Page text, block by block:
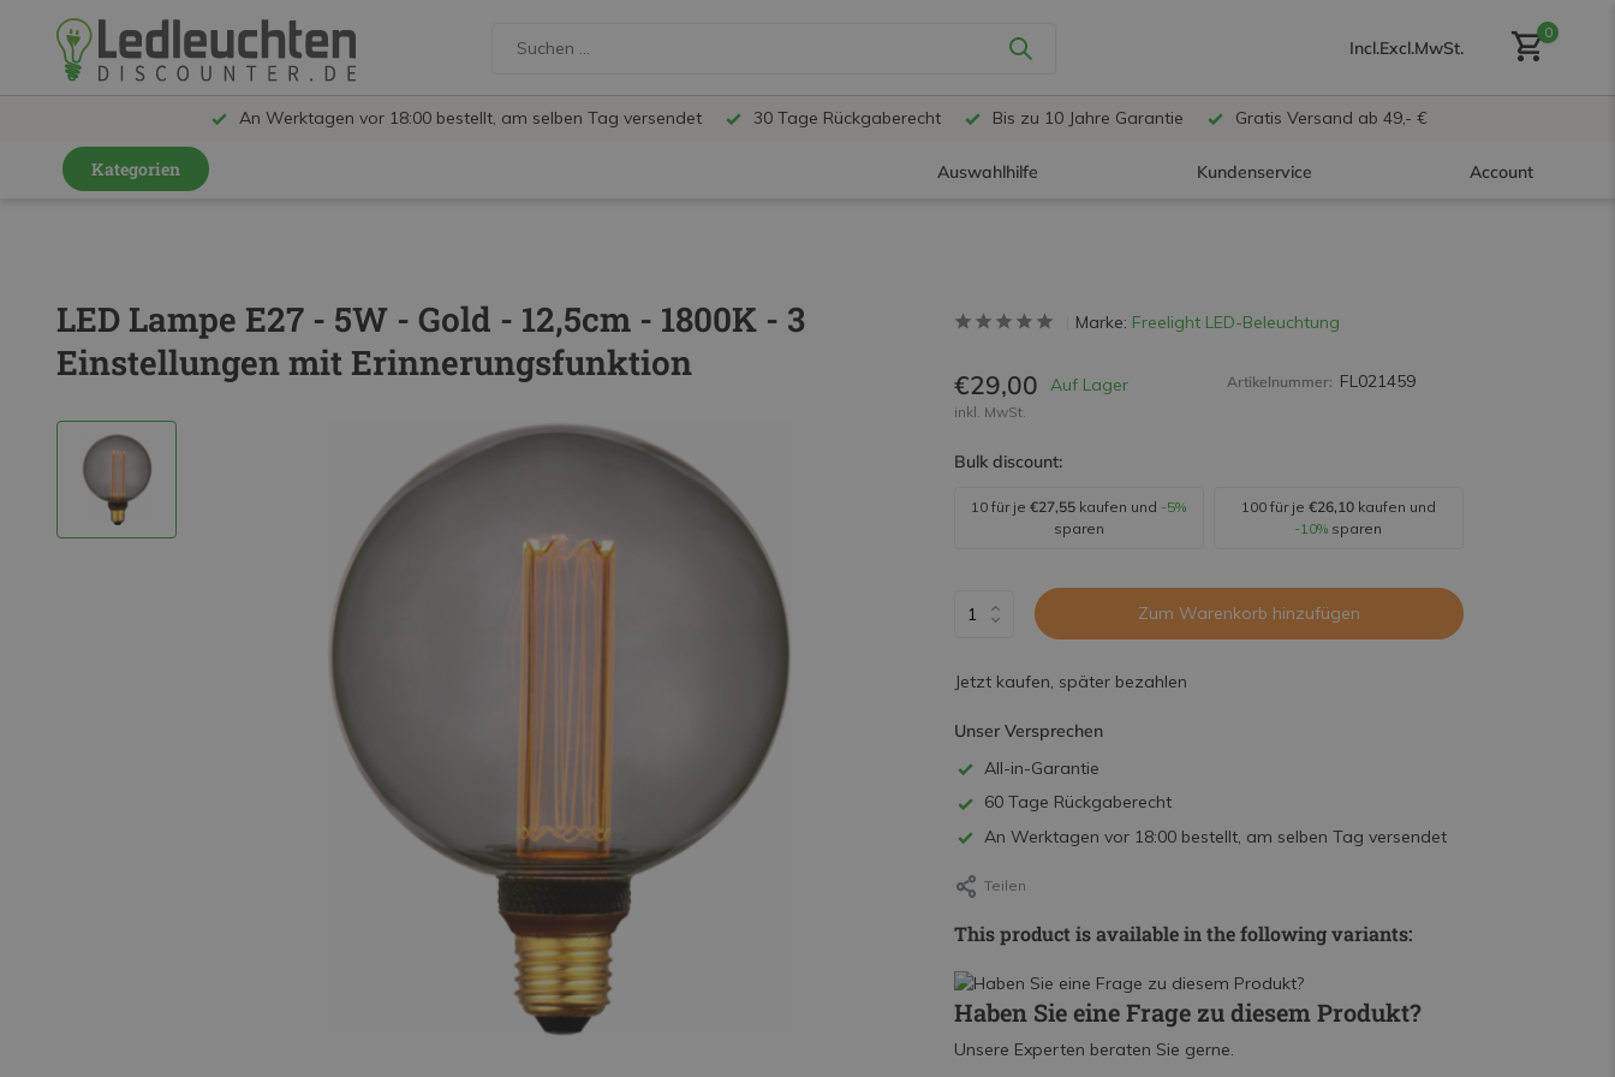
Incl.Excl.MwSt.
0
An Werktagen vor 18:00 bestellt, am selben Tag versendet 30 Tage Rückgaberecht Bis zu 10 Jahre Garantie Gratis Versand ab 49,- €
Kategorien Auswahlhilfe Kundenservice Account
Benutzerkonto
LED Schienensystem Lampen
Innenleuchten
Feuchtraumleuchten IP65
Außenleuchten
LED Panels
LED Lampe E27 - 5W - Gold - 12,5cm - 1800K - 3
Einstellungen mit Erinnerungsfunktion
Marke: Freelight LED-Beleuchtung
€29,00 Auf Lager
inkl. MwSt.
Artikelnummer: FL021459
Bulk discount:
10 für je€27,55 kaufen und -5%
sparen
100 für je €26,10kaufen und
-10% sparen
Zum Warenkorb hinzufügen
Jetzt kaufen, später bezahlen
Unser Versprechen
All-in-Garantie
60 Tage Rückgaberecht
An Werktagen vor 18:00 bestellt, am selben Tag versendet
Teilen
This product is available in the following variants:
Haben Sie eine Frage zu diesem Produkt?
Unsere Experten beraten Sie gerne.